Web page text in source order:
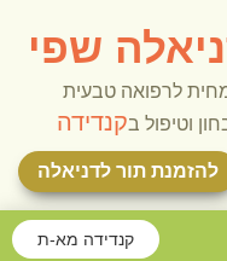
שפי
לרפואה טבעית
וטיפול בקנדידה
להזמנת תור לדניאלה
קנדידה מא-ת